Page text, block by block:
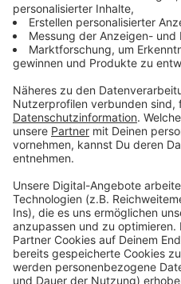
Wer im Stadtgebiet
gesehen oder verdächtige
meldet sich bitte bei den
entweder telefonisch zu
9577 31501 oder
9577 34210.